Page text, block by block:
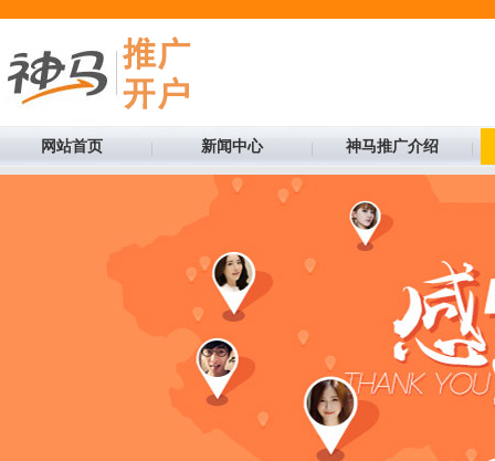
网站首页 新闻中心 神马推广介绍